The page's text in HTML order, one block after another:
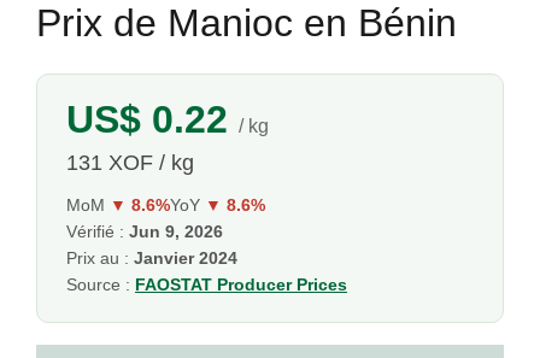
Prix de Manioc en Bénin
US$ 0.22 / kg
131 XOF / kg
MoM ▼ 8.6%YoY ▼ 8.6%
Vérifié : Jun 9, 2026
Prix au : Janvier 2024
Source : FAOSTAT Producer Prices